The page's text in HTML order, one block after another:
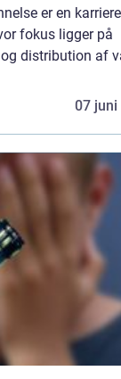
er en
fokus ligger på
distribution af
07 juni